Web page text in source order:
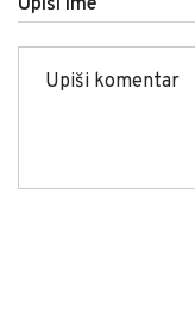
Upiši ime